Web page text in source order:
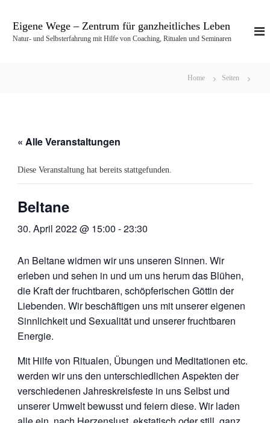
Eigene Wege – Zentrum für ganzheitliches Leben
Natur- und Selbsterfahrung mit Hilfe von Coaching, Ritualen und Seminaren
Home Seiten
« Alle Veranstaltungen
Diese Veranstaltung hat bereits stattgefunden.
Beltane
30. April 2022 @ 15:00 -23:30
An Beltane widmen wir uns unseren Sinnen. Wir
erleben und sehen in und um uns herum das Blühen,
die Kraft der fruchtbaren, schöpferischen Göttin der
Liebenden. Wir beschäftigen uns mit unserer eigenen
Sinnlichkeit und Sexualität und unserer fruchtbaren
Energie.
Mit Hilfe von Ritualen, Übungen und Meditationen etc.
werden wir uns den unterschiedlichen Aspekten der
verschiedenen Jahreskreisfeste in uns Selbst und
unserer Umwelt bewusst und feiern diese. Wir laden